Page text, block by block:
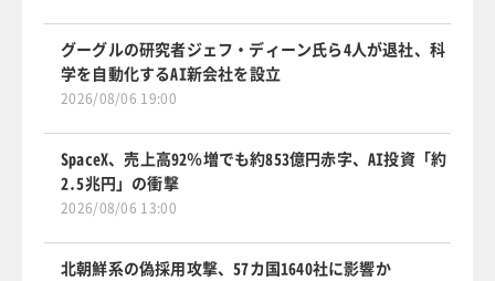
グーグルの研究者ジェフ・ディーン氏ら4人が退社、科
学を自動化するAI新会社を設立
2026/08/06 19:00
SpaceX、売上高92％増でも約853億円赤字、AI投資「約
2.5兆円」の衝撃
2026/08/06 13:00
北朝鮮系の偽採用攻撃、57カ国1640社に影響か